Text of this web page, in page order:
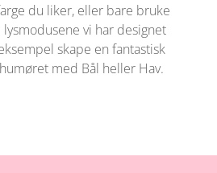
du liker, eller bare bruke
vi har designet
skape en fantastisk
med Bål heller Hav.